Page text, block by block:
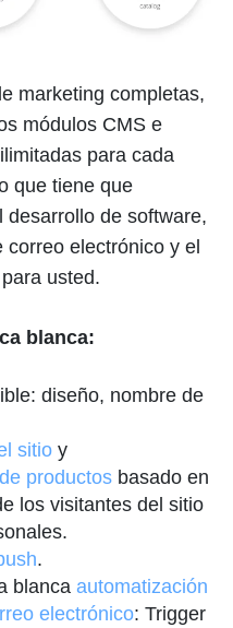
marketing completas,
módulos CMS e
para cada
que tiene que
desarrollo de software,
correo electrónico y el
usted.
blanca:
diseño, nombre de
sitio y
productos basado en
los visitantes del sitio
.
blanca automatización
electrónico: Trigger